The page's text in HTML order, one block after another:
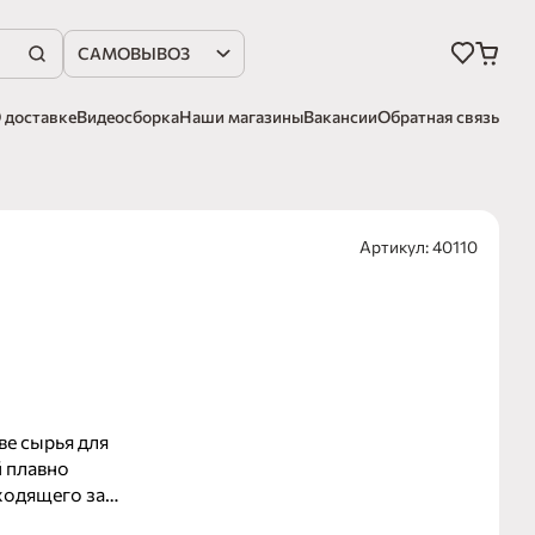
САМОВЫВОЗ
ВидеосборкаНаши магазиныВакансииОбратная связь
сырья для
плавно
за
Артикул: 40110